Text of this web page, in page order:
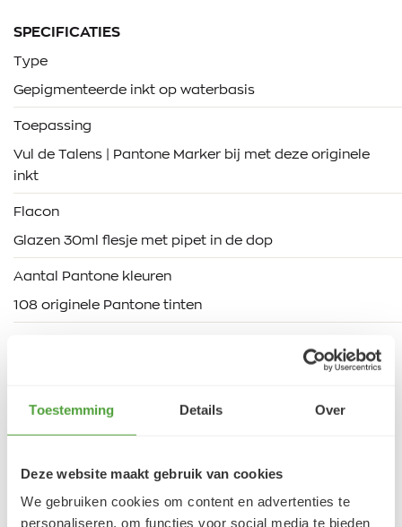
Toestemming Details Over
Deze website maakt gebruik van cookies
We gebruiken cookies om content en advertenties te
personaliseren, om functies voor social media te bieden
SPECIFICATIES
Type
Gepigmenteerde inkt op waterbasis
Toepassing
Vul de Talens | Pantone Marker bij met deze originele
inkt
Flacon
Glazen 30ml flesje met pipet in de dop
Aantal Pantone kleuren
108 originele Pantone tinten